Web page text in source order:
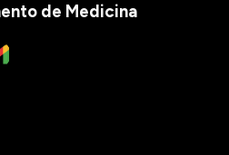
de Medicina